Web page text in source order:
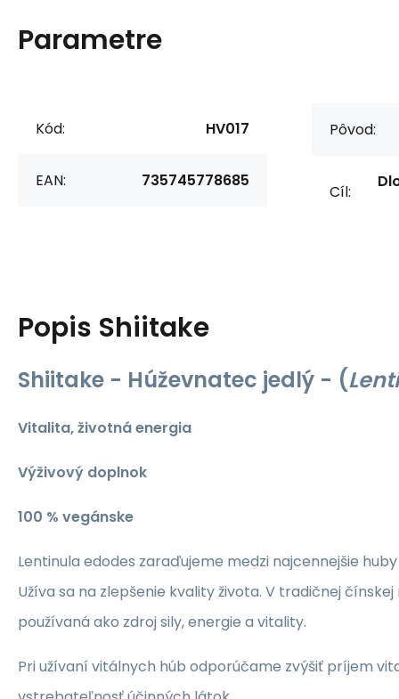
Parametre
Kód: HV017
EAN: 735745778685
Pôvod:
Cíl:
Popis Shiitake
Shiitake - Húževnatec jedlý - (
Vitalita, životná energia
Výživový doplnok
100 % vegánske
Lentinula edodes zaraďujeme medzi najcennejšie
Užíva sa na zlepšenie kvality života. V tradičnej
používaná ako zdroj sily, energie a vitality.
Pri užívaní vitálnych húb odporúčame zvýšiť príjem